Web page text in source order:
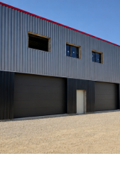
bien